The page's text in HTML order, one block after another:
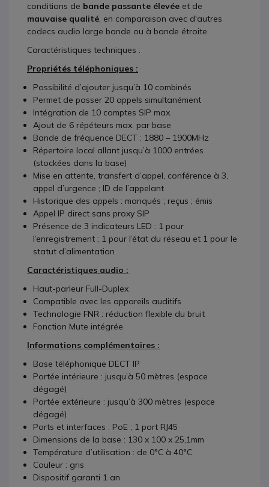
conditions de bande passante élevée et de
mauvaise qualité, en comparaison avec d'autres
codecs audio large bande ou à bande étroite.
Caractéristiques techniques :
Propriétés téléphoniques :
Possibilité d’ajouter jusqu’à 10 combinés
Permet de passer 20 appels simultanément
Intégration de 10 comptes SIP max.
Ajout de 6 répéteurs max. par base
Bande de fréquence DECT : 1880 – 1900MHz
Répertoire local allant jusqu’à 1000 entrées
(stockées dans la base)
Mise en attente, transfert d’appel, conférence à 3,
appel d’urgence ; ID de l’appelant
Historique des appels : manqués ; reçus ; émis
Appel IP direct sans proxy SIP
Présence de 3 indicateurs LED : 1 pour
l’enregistrement ; 1 pour l’état du réseau et 1 pour le
statut d’alimentation
Caractéristiques audio :
Haut-parleur Full-Duplex
Compatible avec les appareils auditifs
Technologie FNR : réduction flexible du bruit
Fonction Mute intégrée
Informations complémentaires :
Base téléphonique DECT IP
Portée intérieure : jusqu’à 50 mètres (espace
dégagé)
Portée extérieure : jusqu’à 300 mètres (espace
dégagé)
Ports et interfaces : PoE ; 1 port RJ45
Dimensions de la base : 130 x 100 x 25,1mm
Température d’utilisation : de 0°C à 40°C
Couleur : gris
Dispositif garanti 1 an